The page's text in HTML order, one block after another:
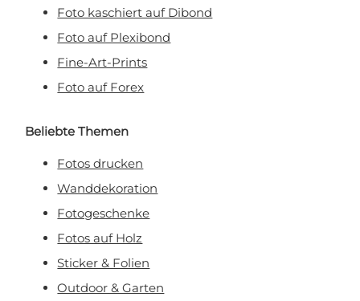
Foto kaschiert auf Dibond
Foto auf Plexibond
Fine-Art-Prints
Foto auf Forex
Beliebte Themen
Fotos drucken
Wanddekoration
Fotogeschenke
Fotos auf Holz
Sticker & Folien
Outdoor & Garten